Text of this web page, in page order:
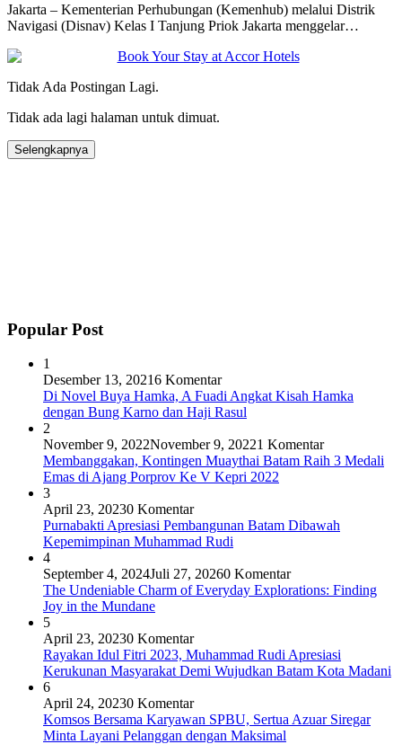
Jakarta – Kementerian Perhubungan (Kemenhub) melalui Distrik
Navigasi (Disnav) Kelas I Tanjung Priok Jakarta menggelar…
Tidak Ada Postingan Lagi.
Tidak ada lagi halaman untuk dimuat.
Selengkapnya
Popular Post
1
Desember 13, 20216 Komentar
Di Novel Buya Hamka, A Fuadi Angkat Kisah Hamka
dengan Bung Karno dan Haji Rasul
2
November 9, 2022November 9, 20221 Komentar
Membanggakan, Kontingen Muaythai Batam Raih 3 Medali
Emas di Ajang Porprov Ke V Kepri 2022
3
April 23, 20230 Komentar
Purnabakti Apresiasi Pembangunan Batam Dibawah
Kepemimpinan Muhammad Rudi
4
September 4, 2024Juli 27, 20260 Komentar
The Undeniable Charm of Everyday Explorations: Finding
Joy in the Mundane
5
April 23, 20230 Komentar
Rayakan Idul Fitri 2023, Muhammad Rudi Apresiasi
Kerukunan Masyarakat Demi Wujudkan Batam Kota Madani
6
April 24, 20230 Komentar
Komsos Bersama Karyawan SPBU, Sertua Azuar Siregar
Minta Layani Pelanggan dengan Maksimal